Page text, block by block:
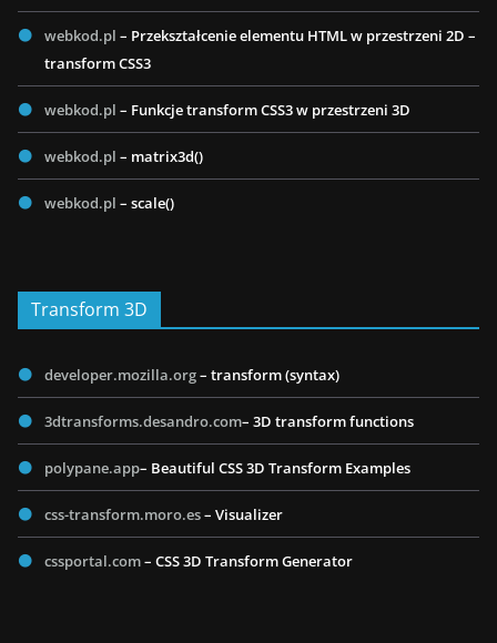
webkod.pl – Przekształcenie elementu HTML w przestrzeni 2D –
transform CSS3
webkod.pl – Funkcje transform CSS3 w przestrzeni 3D
webkod.pl – matrix3d()
webkod.pl – scale()
Transform 3D
developer.mozilla.org– transform (syntax)
3dtransforms.desandro.com– 3D transform functions
polypane.app– Beautiful CSS 3D Transform Examples
css-transform.moro.es– Visualizer
cssportal.com– CSS 3D Transform Generator